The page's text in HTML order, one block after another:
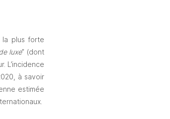
la plus forte
luxe” (dont
L’incidence
à savoir
estimée